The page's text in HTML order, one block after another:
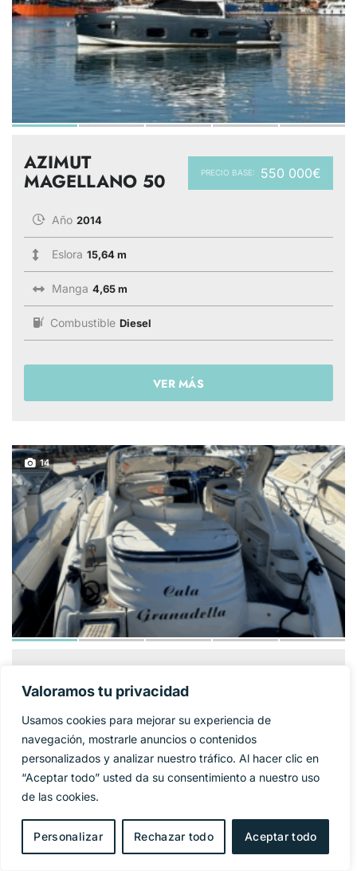
Valoramos tu privacidad
Usamos cookies para mejorar su experiencia de
navegación, mostrarle anuncios o contenidos
personalizados y analizar nuestro tráfico. Al hacer clic en
“Aceptar todo” usted da su consentimiento a nuestro uso
de las cookies.
Personalizar Rechazar todo Aceptar todo
PRECIO BASE: 550 000€
AZIMUT
MAGELLANO 50
Año 2014
Eslora 15,64 m
Manga 4,65 m
Combustible Diesel
VER MÁS
14
42
Año 2005
11,95 m
Manga 4 m
Combustible Diesel